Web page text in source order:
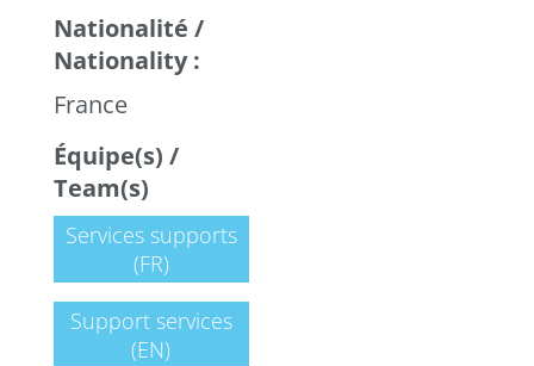
Nationalité /
Nationality :
France
Équipe(s) /
Team(s)
Services supports
(FR)
Support services
(EN)